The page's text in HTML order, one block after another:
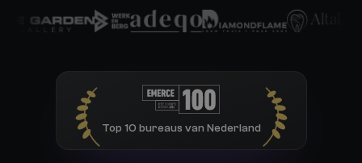
Top 10 bureaus van Nederland